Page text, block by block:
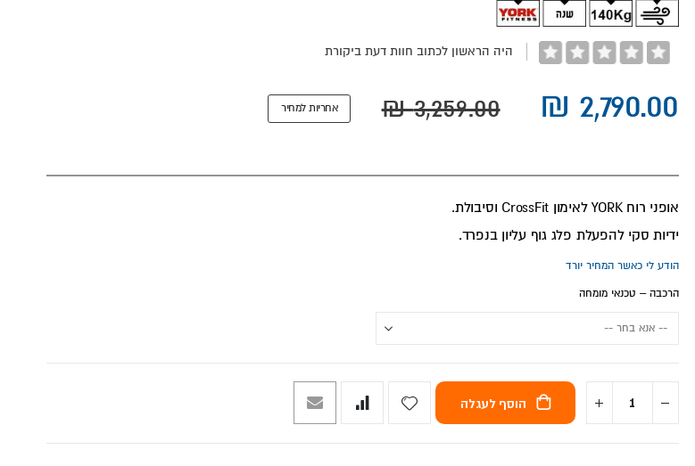
היה הראשון לכתוב חוות דעת ביקורת
‏3,259.00 ₪ אחריות למחיר
אופני רוח YORK לאימון CrossFit וסיבולת.
ידיות סקי להפעלת פלג גוף עליון בנפרד.
הודע לי כאשר המחיר יורד
הרכבה – טכנאי מומחה
הוסף לעגלה